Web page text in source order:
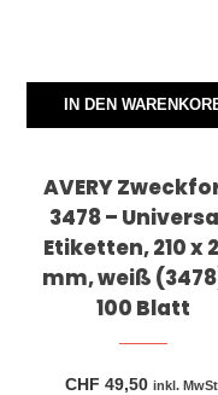
IN DEN
AVERY
3478 –
Etiketten, 210 x
mm, weiß
100 Blatt
CHF 49,50 inkl.